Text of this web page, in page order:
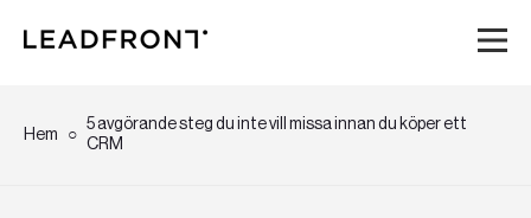
Hem
5 avgörande steg du inte vill missa innan du köper ett
CRM